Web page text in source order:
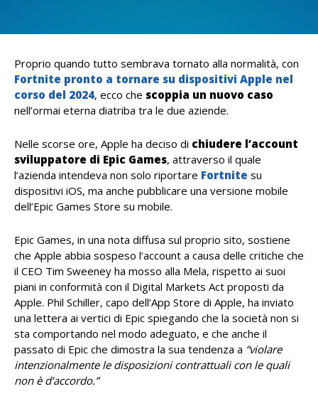
Proprio quando tutto sembrava tornato alla normalità, con
Fortnite pronto a tornare su dispositivi Apple nel
corso del 2024, ecco che scoppia un nuovo caso
nell’ormai eterna diatriba tra le due aziende.
Nelle scorse ore, Apple ha deciso di chiudere l’account
sviluppatore di Epic Games, attraverso il quale
l’azienda intendeva non solo riportare Fortnite su
dispositivi iOS, ma anche pubblicare una versione mobile
dell’Epic Games Store su mobile.
Epic Games, in una nota diffusa sul proprio sito, sostiene
che Apple abbia sospeso l’account a causa delle critiche che
il CEO Tim Sweeney ha mosso alla Mela, rispetto ai suoi
piani in conformità con il Digital Markets Act proposti da
Apple. Phil Schiller, capo dell’App Store di Apple, ha inviato
una lettera ai vertici di Epic spiegando che la società non si
sta comportando nel modo adeguato, e che anche il
passato di Epic che dimostra la sua tendenza a “violare
intenzionalmente le disposizioni contrattuali con le quali
non è d’accordo.”